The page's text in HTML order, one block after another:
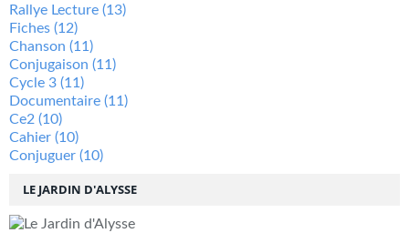
LE JARDIN D'ALYSSE
Rallye Lecture (13)
Fiches (12)
Chanson (11)
Conjugaison (11)
Cycle 3 (11)
Documentaire (11)
Ce2 (10)
Cahier (10)
Conjuguer (10)